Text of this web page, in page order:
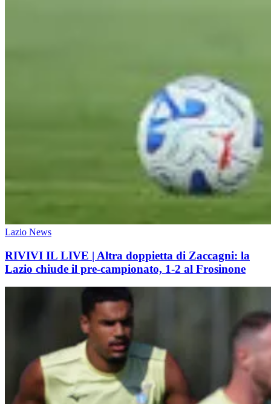
Lazio News
RIVIVI IL LIVE | Altra doppietta di Zaccagni: la
Lazio chiude il pre-campionato, 1-2 al Frosinone